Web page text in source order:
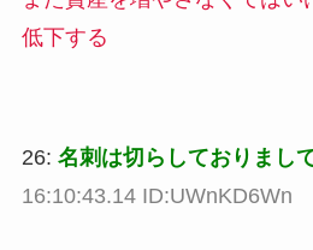
低下する
26: 名刺は切らしておりまし
16:10:43.14 ID:UWnKD6Wn